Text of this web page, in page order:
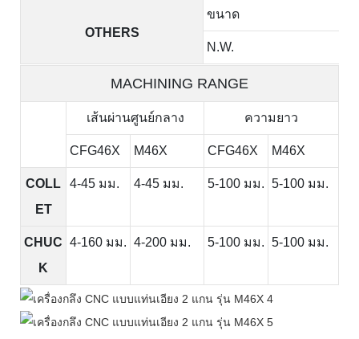
OTHERS
ขนาด
N.W.
MACHINING RANGE
เส้นผ่านศูนย์กลาง ความยาว
CFG46X M46X CFG46X M46X
COLL
ET
4-45 มม. 4-45 มม. 5-100 มม. 5-100 มม.
CHUC
K
4-160 มม. 4-200 มม. 5-100 มม. 5-100 มม.